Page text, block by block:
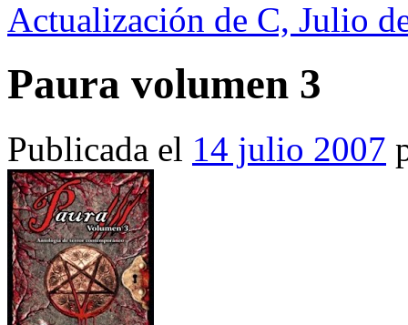
Actualización de C, Julio
Paura volumen 3
Publicada el 14 julio 2007